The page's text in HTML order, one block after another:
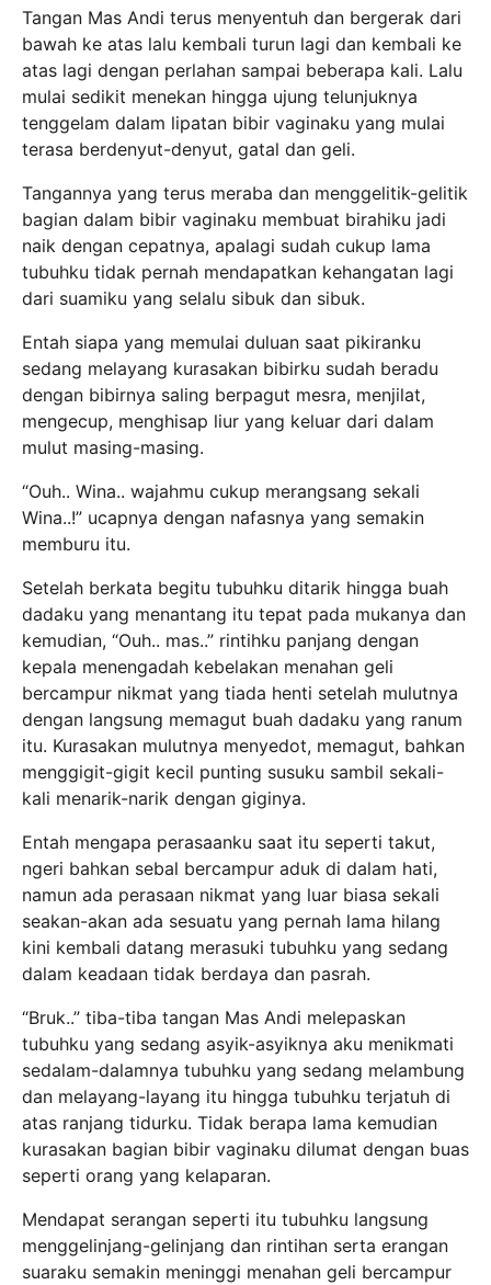
Tangan Mas Andi terus menyentuh dan bergerak dari
bawah ke atas lalu kembali turun lagi dan kembali ke
atas lagi dengan perlahan sampai beberapa kali. Lalu
mulai sedikit menekan hingga ujung telunjuknya
tenggelam dalam lipatan bibir vaginaku yang mulai
terasa berdenyut-denyut, gatal dan geli.
Tangannya yang terus meraba dan menggelitik-gelitik
bagian dalam bibir vaginaku membuat birahiku jadi
naik dengan cepatnya, apalagi sudah cukup lama
tubuhku tidak pernah mendapatkan kehangatan lagi
dari suamiku yang selalu sibuk dan sibuk.
Entah siapa yang memulai duluan saat pikiranku
sedang melayang kurasakan bibirku sudah beradu
dengan bibirnya saling berpagut mesra, menjilat,
mengecup, menghisap liur yang keluar dari dalam
mulut masing-masing.
“Ouh.. Wina.. wajahmu cukup merangsang sekali
Wina..!” ucapnya dengan nafasnya yang semakin
memburu itu.
Setelah berkata begitu tubuhku ditarik hingga buah
dadaku yang menantang itu tepat pada mukanya dan
kemudian, “Ouh.. mas..” rintihku panjang dengan
kepala menengadah kebelakan menahan geli
bercampur nikmat yang tiada henti setelah mulutnya
dengan langsung memagut buah dadaku yang ranum
itu. Kurasakan mulutnya menyedot, memagut, bahkan
menggigit-gigit kecil punting susuku sambil sekali-
kali menarik-narik dengan giginya.
Entah mengapa perasaanku saat itu seperti takut,
ngeri bahkan sebal bercampur aduk di dalam hati,
namun ada perasaan nikmat yang luar biasa sekali
seakan-akan ada sesuatu yang pernah lama hilang
kini kembali datang merasuki tubuhku yang sedang
dalam keadaan tidak berdaya dan pasrah.
“Bruk..” tiba-tiba tangan Mas Andi melepaskan
tubuhku yang sedang asyik-asyiknya aku menikmati
sedalam-dalamnya tubuhku yang sedang melambung
dan melayang-layang itu hingga tubuhku terjatuh di
atas ranjang tidurku. Tidak berapa lama kemudian
kurasakan bagian bibir vaginaku dilumat dengan buas
seperti orang yang kelaparan.
Mendapat serangan seperti itu tubuhku langsung
menggelinjang-gelinjang dan rintihan serta erangan
suaraku semakin meninggi menahan geli bercampur